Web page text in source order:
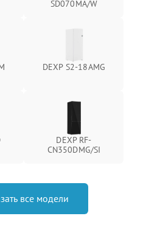
SD070MA/W
DEXP S2-18AMG
DEXP RF-
CN350DMG/SI
все модели